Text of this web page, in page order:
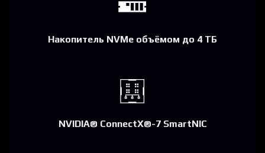
Накопитель NVMe объёмом до 4 ТБ
NVIDIA® ConnectX®-7 SmartNIC